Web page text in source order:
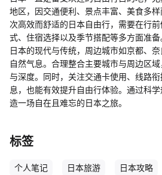
地区，因交通便利、景点丰富、美食多
次高效而舒适的日本自由行，需要在行
式、住宿选择以及季节搭配等多方面准
日本的现代与传统，周边城市如京都、
自然气息。合理整合主要城市与周边区
与深度。同时，关注交通卡使用、线路
息，也能有效提升自由行体验。通过科
造一场自在且难忘的日本之旅。
标签
个人笔记 日本旅游 日本攻略